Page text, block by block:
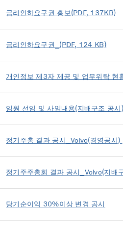
금리인하요구권 홍보(PDF, 137KB)
금리인하요구권_(PDF, 124 KB)
개인정보 제3자 제공 및 업무위탁 현
임원 선임 및 사임내용(지배구조 공시)
정기주총 결과 공시_Volvo(경영공시)
정기주주총회 결과 공시_Volvo(지배
당기순이익 30%이상 변경 공시